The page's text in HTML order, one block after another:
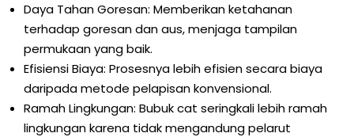
Daya Tahan Goresan: Memberikan ketahanan
terhadap goresan dan aus, menjaga tampilan
permukaan yang baik.
Efisiensi Biaya: Prosesnya lebih efisien secara biaya
daripada metode pelapisan konvensional.
Ramah Lingkungan: Bubuk cat seringkali lebih ramah
lingkungan karena tidak mengandung pelarut